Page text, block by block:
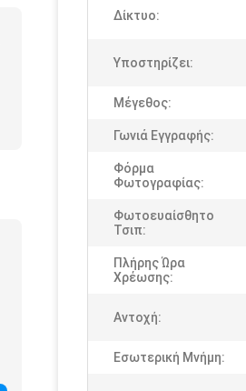
Δίκτυο:
Υποστηρίζει:
Μέγεθος:
Γωνιά Εγγραφής:
Φόρμα
Φωτογραφίας:
Φωτοευαίσθητο
Τσιπ:
Πλήρης Ώρα
Χρέωσης:
Αντοχή:
Εσωτερική Μνήμη: